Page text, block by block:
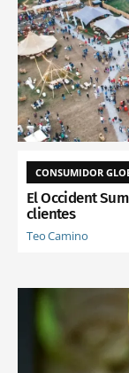
CONSUMIDOR
El Occident
clientes
Teo Camino